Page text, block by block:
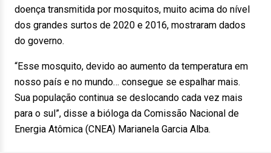
doença transmitida por mosquitos, muito acima do nível
dos grandes surtos de 2020 e 2016, mostraram dados
do governo.
“Esse mosquito, devido ao aumento da temperatura em
nosso país e no mundo… consegue se espalhar mais.
Sua população continua se deslocando cada vez mais
para o sul”, disse a bióloga da Comissão Nacional de
Energia Atômica (CNEA) Marianela Garcia Alba.